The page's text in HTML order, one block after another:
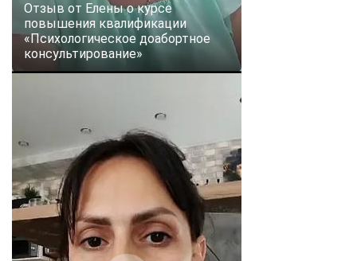
Отзыв от Елены о курсе
повышения квалификации
«Психологическое доабортное
консультирование»